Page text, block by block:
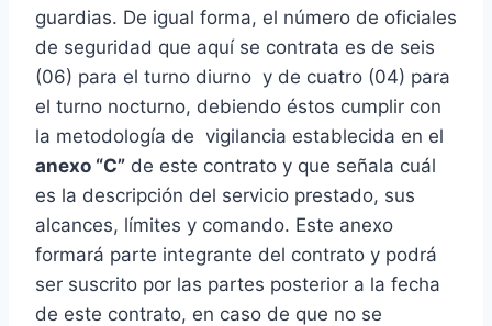
guardias. De igual forma, el número de oficiales
de seguridad que aquí se contrata es de seis
(06) para el turno diurno y de cuatro (04) para
el turno nocturno, debiendo éstos cumplir con
la metodología de vigilancia establecida en el
anexo “C” de este contrato y que señala cuál
es la descripción del servicio prestado, sus
alcances, límites y comando. Este anexo
formará parte integrante del contrato y podrá
ser suscrito por las partes posterior a la fecha
de este contrato, en caso de que no se